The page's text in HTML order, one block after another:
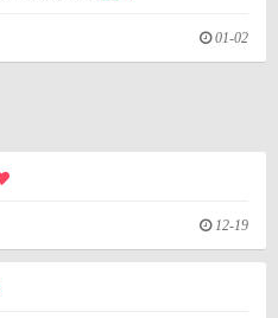
01-02
12-19